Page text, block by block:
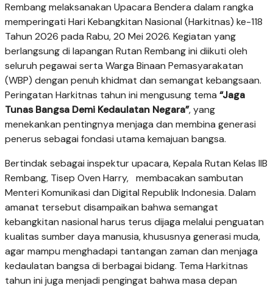
Rembang melaksanakan Upacara Bendera dalam rangka
memperingati Hari Kebangkitan Nasional (Harkitnas) ke-118
Tahun 2026 pada Rabu, 20 Mei 2026. Kegiatan yang
berlangsung di lapangan Rutan Rembang ini diikuti oleh
seluruh pegawai serta Warga Binaan Pemasyarakatan
(WBP) dengan penuh khidmat dan semangat kebangsaan.
Peringatan Harkitnas tahun ini mengusung tema “Jaga
Tunas Bangsa Demi Kedaulatan Negara”, yang
menekankan pentingnya menjaga dan membina generasi
penerus sebagai fondasi utama kemajuan bangsa.
Bertindak sebagai inspektur upacara, Kepala Rutan Kelas IIB
Rembang, Tisep Oven Harry, membacakan sambutan
Menteri Komunikasi dan Digital Republik Indonesia. Dalam
amanat tersebut disampaikan bahwa semangat
kebangkitan nasional harus terus dijaga melalui penguatan
kualitas sumber daya manusia, khususnya generasi muda,
agar mampu menghadapi tantangan zaman dan menjaga
kedaulatan bangsa di berbagai bidang. Tema Harkitnas
tahun ini juga menjadi pengingat bahwa masa depan